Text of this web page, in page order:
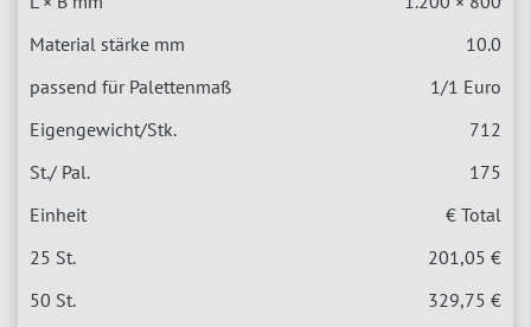
10.0
1/1 Euro
712
175
€ Total
201,05 €
329,75 €